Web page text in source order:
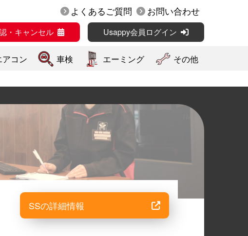
よくあるご質問 お問い合わせ
・キャンセル Usappy会員ログイン
アコン 車検 エーミング その他
SSの詳細情報